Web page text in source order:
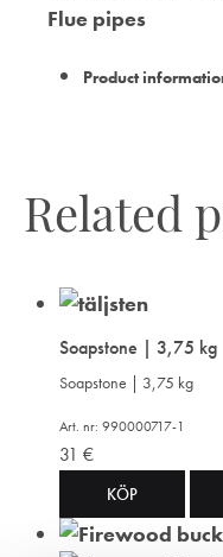
Flue pipes
Product
Related
Soapstone | 3,75 kg
Soapstone | 3,75 kg
Art. nr: 990000717-1
31 €
KÖP